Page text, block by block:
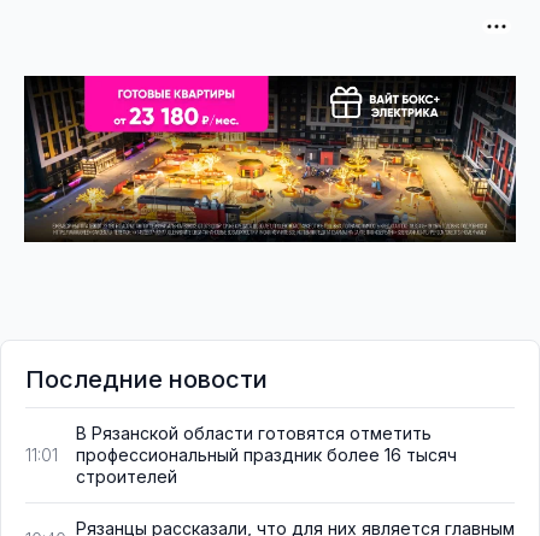
Последние новости
11:01
В Рязанской области готовятся отметить
профессиональный праздник более 16 тысяч
строителей
Рязанцы рассказали, что для них является главным